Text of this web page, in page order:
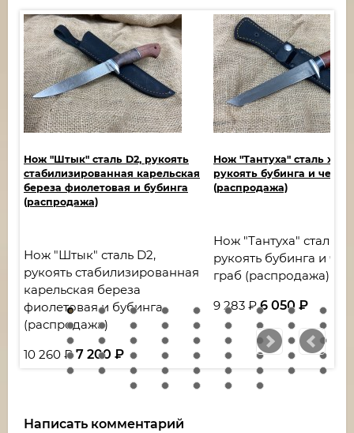
Нож "Штык" сталь D2, рукоять
стабилизированная карельская
береза фиолетовая и бубинга
(распродажа)
Нож "Штык" сталь D2,
рукоять стабилизированная
карельская береза
фиолетовая и бубинга
(распродажа)
10 260 ₽ 7 200 ₽
Нож "Тантуха" сталь
рукоять бубинга и
(распродажа)
Нож "Тантуха" сталь
рукоять бубинга и
граб (распродажа)
9 283 ₽ 6 050 ₽
Написать комментарий